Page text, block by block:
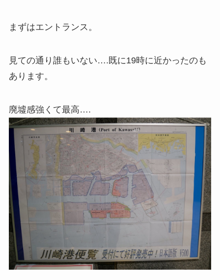
まずはエントランス。
見ての通り誰もいない….既に19時に近かったのも
あります。
廃墟感強くて最高….